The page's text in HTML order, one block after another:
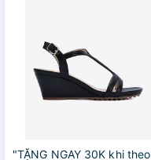
"TẶNG NGAY 30K khi theo